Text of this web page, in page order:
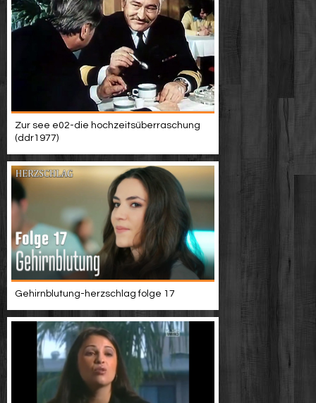
Zur see e02-die hochzeitsüberraschung
(ddr1977)
Gehirnblutung-herzschlag folge 17